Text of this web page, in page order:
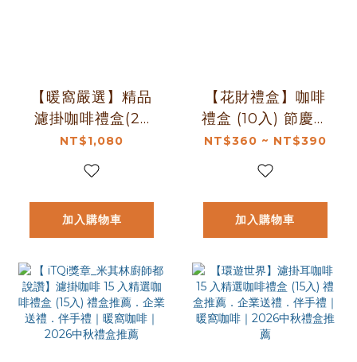
【暖窩嚴選】精品
濾掛咖啡禮盒(28
送禮．伴手禮｜暖
窩咖啡｜2026中秋
禮盒推薦
NT$1,080
加入購物車
【花財禮盒】咖啡
禮盒 (10入) 節慶禮
盒．企業送禮．員
工禮盒．伴手禮｜
暖窩咖啡｜2026中
秋禮盒推薦
NT$360 ~ NT$390
加入購物車